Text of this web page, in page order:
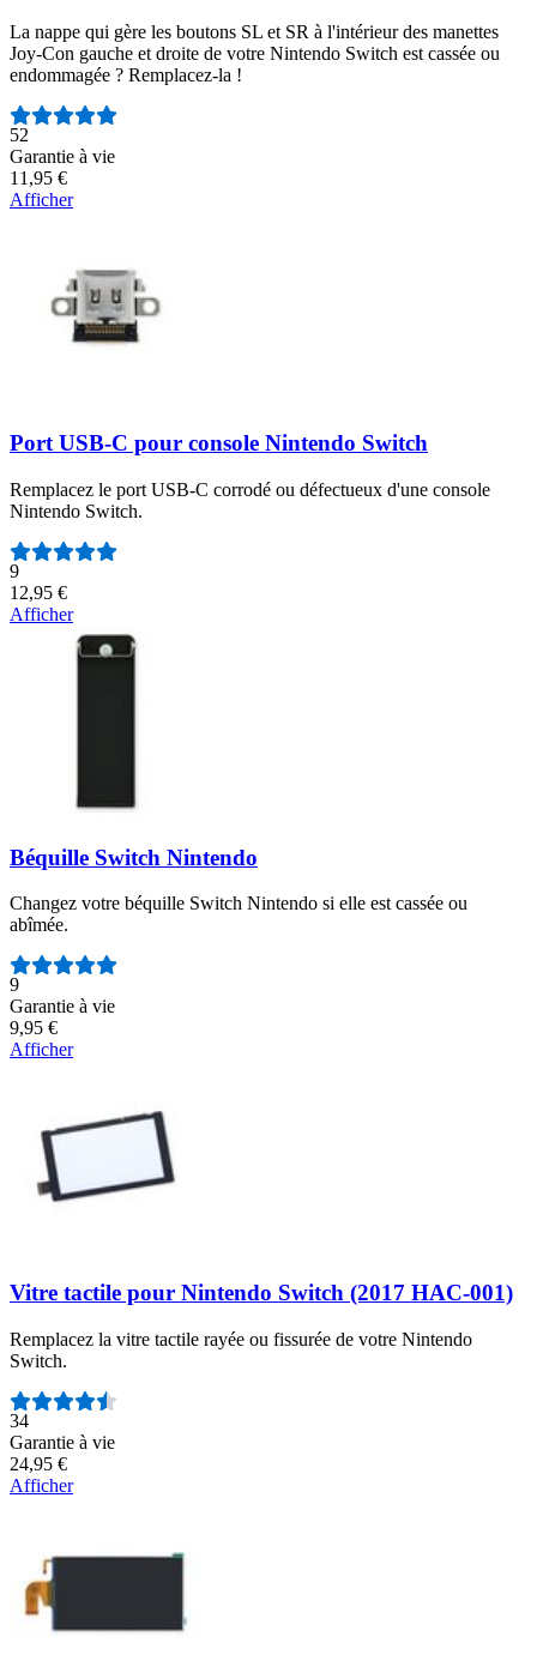
La nappe qui gère les boutons SL et SR à l'intérieur des manettes
Joy-Con gauche et droite de votre Nintendo Switch est cassée ou
endommagée ? Remplacez-la !
Nombre d'avis :
52
Garantie à vie
11,95 €
Afficher
Port USB-C pour console Nintendo Switch
Remplacez le port USB-C corrodé ou défectueux d'une console
Nintendo Switch.
Nombre d'avis :
9
12,95 €
Afficher
Béquille Switch Nintendo
Changez votre béquille Switch Nintendo si elle est cassée ou
abîmée.
Nombre d'avis :
9
Garantie à vie
9,95 €
Afficher
Vitre tactile pour Nintendo Switch (2017 HAC-001)
Remplacez la vitre tactile rayée ou fissurée de votre Nintendo
Switch.
Nombre d'avis :
34
Garantie à vie
24,95 €
Afficher